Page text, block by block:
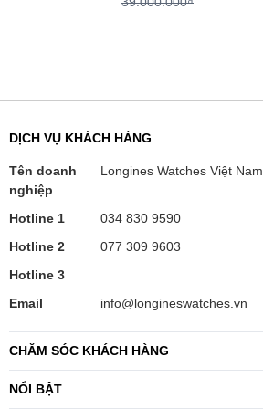
NỔI BẬT
CHĂM SÓC KHÁCH HÀNG
DỊCH VỤ KHÁCH HÀNG
Tên doanh
nghiệp
Longines Watches Việt Nam
Hotline 1
034 830 9590
Hotline 2
077 309 9603
Hotline 3
Email
info@longineswatches.vn